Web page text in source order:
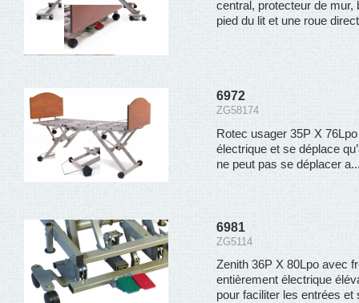
central, protecteur de mur,
pied du lit et une roue
6972
ZG58174
Rotec usager 35P X
électrique et se déplace
ne peut pas se déplacer
6981
ZG5114
Zenith 36P X 80Lpo avec
entièrement électrique
pour faciliter les entrées et